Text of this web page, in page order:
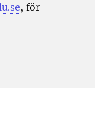
, för